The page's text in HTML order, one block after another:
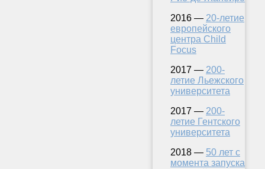
2016 — 20-летие
европейского
центра Child
Focus
2017 — 200-
летие Льежского
университета
2017 — 200-
летие Гентского
университета
2018 — 50 лет с
момента запуска